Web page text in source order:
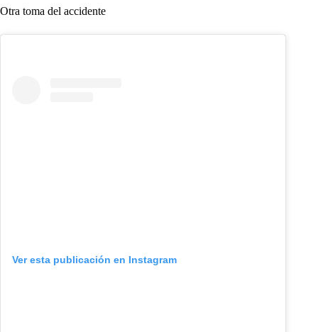
Otra toma del accidente
Ver esta publicación en Instagram